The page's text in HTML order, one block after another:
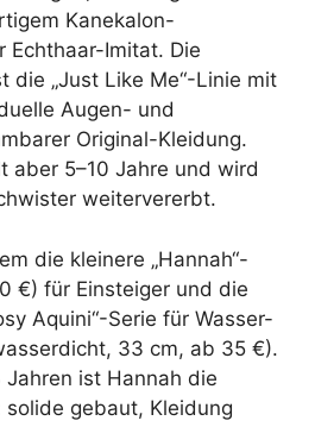
Kanekalon-
Echthaar-Imitat. Die
die „Just Like Me“-Linie mit
Augen- und
Original-Kleidung.
aber 5–10 Jahre und wird
weitervererbt.
die kleinere „Hannah“-
€) für Einsteiger und die
Aquini“-Serie für Wasser-
33 cm, ab 35 €).
Jahren ist Hannah die
solide gebaut, Kleidung